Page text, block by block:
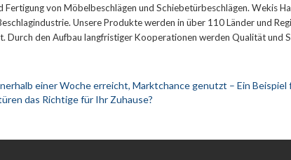
Fertigung von Möbelbeschlägen und Schiebetürbeschlägen. Wekis
Unsere Produkte werden in über 110 Länder und
Durch den Aufbau langfristiger Kooperationen werden Qualität und
einer Woche erreicht, Marktchance genutzt – Ein
das Richtige für Ihr Zuhause?